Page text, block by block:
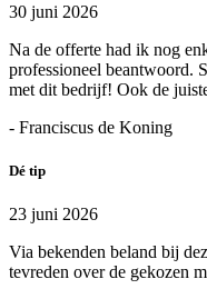
30 juni 2026
Na de offerte had ik nog
professioneel beantwoord.
met dit bedrijf! Ook de
- Franciscus de Koning
Dé tip
23 juni 2026
Via bekenden beland bij
tevreden over de gekozen